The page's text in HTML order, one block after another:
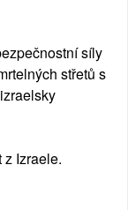
síly
střetů s
Izraele.